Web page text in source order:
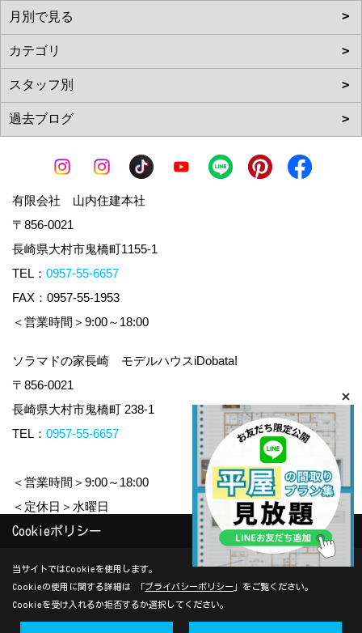
有限会社 山内住建本社
〒856-0021
長崎県大村市鬼橋町1155-1
TEL： 0957-55-6657
FAX：0957-55-1953
＜営業時間＞9:00～18:00
ソラマドの家長崎 モデルハウスiDobata!
〒856-0021
長崎県大村市鬼橋町 238-1
TEL： 0957-55-6657
＜営業時間＞9:00～18:00
＜定休日＞水曜日
Copyright (c) yamauchi-jyuken. All Rights Reserved.
Produced byゴデスクリエイト
Cookieポリシー
当サイトではCookieを使用します。
Cookieの使用に関する詳細は 「プライバシーポリシー 」をご覧ください。
Cookieを受け入れるか拒否するか選択してください。